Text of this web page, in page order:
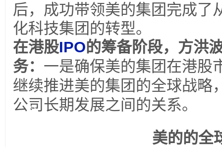
后，成功带领美的集团完成了
化科技集团的转型。
在港股IPO的筹备阶段，方洪
务： 一是确保美的集团在港股
继续推进美的集团的全球战略
公司长期发展之间的关系。
四
美的的全